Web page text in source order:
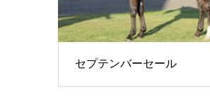
セプテンバーセール